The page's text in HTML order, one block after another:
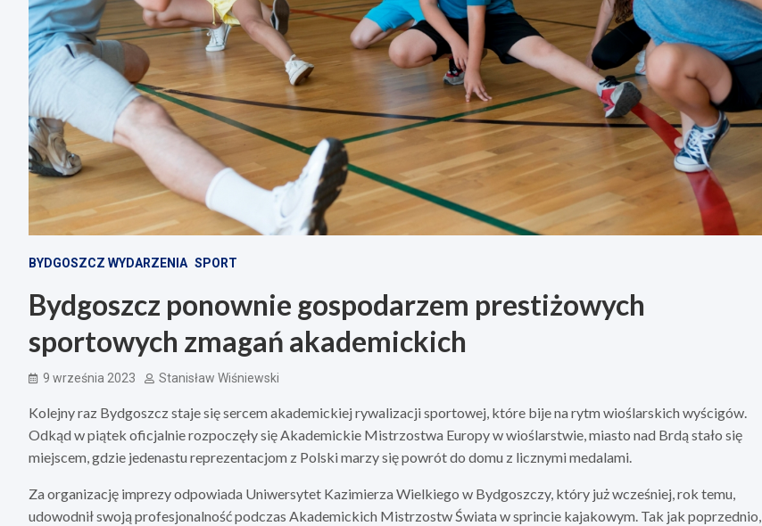
BYDGOSZCZ WYDARZENIA SPORT
Bydgoszcz ponownie gospodarzem prestiżowych
sportowych zmagań akademickich
9 września 2023 Stanisław Wiśniewski
Kolejny raz Bydgoszcz staje się sercem akademickiej rywalizacji sportowej, które bije na rytm wioślarskich wyścigów.
Odkąd w piątek oficjalnie rozpoczęły się Akademickie Mistrzostwa Europy w wioślarstwie, miasto nad Brdą stało się
miejscem, gdzie jedenastu reprezentacjom z Polski marzy się powrót do domu z licznymi medalami.
Za organizację imprezy odpowiada Uniwersytet Kazimierza Wielkiego w Bydgoszczy, który już wcześniej, rok temu,
udowodnił swoją profesjonalność podczas Akademickich Mistrzostw Świata w sprincie kajakowym. Tak jak poprzednio,